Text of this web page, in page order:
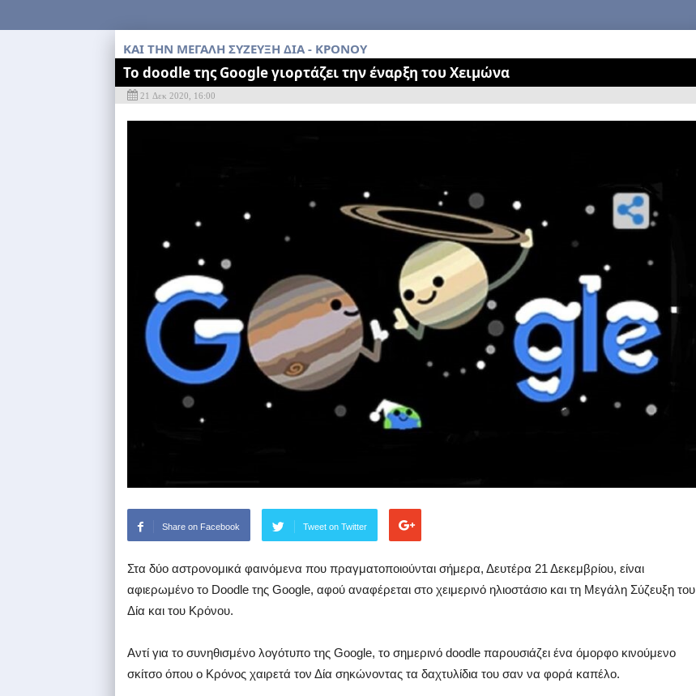
ΚΑΙ ΤΗΝ ΜΕΓΑΛΗ ΣΥΖΕΥΞΗ ΔΙΑ - ΚΡΟΝΟΥ
Το doodle της Google γιορτάζει την έναρξη του Χειμώνα
21 Δεκ 2020, 16:00
Share on Facebook Tweet on Twitter
Στα δύο αστρονομικά φαινόμενα που πραγματοποιούνται σήμερα, Δευτέρα 21 Δεκεμβρίου, είναι
αφιερωμένο το Doodle της Google, αφού αναφέρεται στο χειμερινό ηλιοστάσιο και τη Μεγάλη Σύζευξη του
Δία και του Κρόνου.
Αντί για το συνηθισμένο λογότυπο της Google, το σημερινό doodle παρουσιάζει ένα όμορφο κινούμενο
σκίτσο όπου ο Κρόνος χαιρετά τον Δία σηκώνοντας τα δαχτυλίδια του σαν να φορά καπέλο.